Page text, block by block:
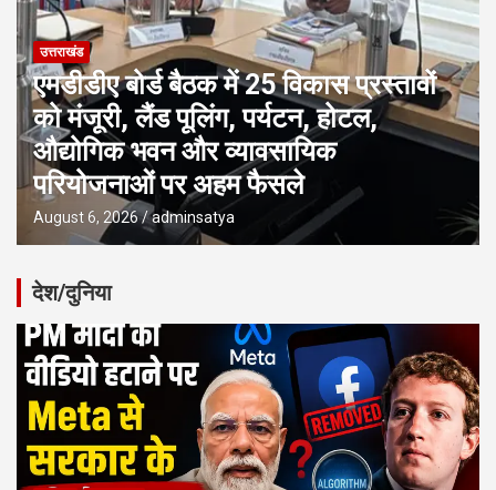
उत्तराखंड
एमडीडीए बोर्ड बैठक में 25 विकास प्रस्तावों
को मंजूरी, लैंड पूलिंग, पर्यटन, होटल,
औद्योगिक भवन और व्यावसायिक
परियोजनाओं पर अहम फैसले
August 6, 2026 adminsatya
देश/दुनिया